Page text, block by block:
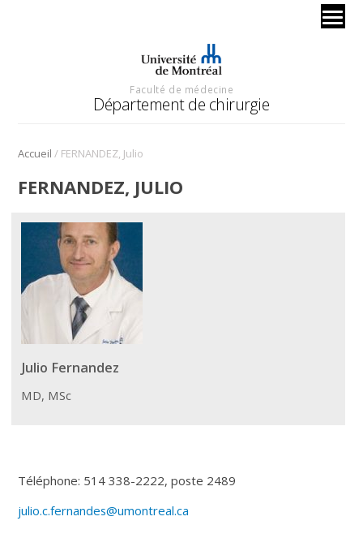
Faculté de médecine
Département de chirurgie
Accueil / FERNANDEZ, Julio
FERNANDEZ, JULIO
Julio Fernandez
MD, MSc
Téléphone: 514 338-2222, poste 2489
julio.c.fernandes@umontreal.ca